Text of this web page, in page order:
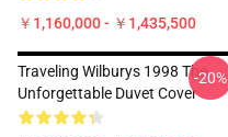
￥1,160,000 - ￥1,435,500
Traveling Wilburys 1998 The
Unforgettable Duvet Cover
-20%